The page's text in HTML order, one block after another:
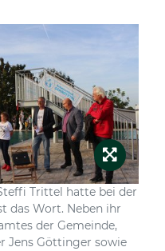
Bauen, Verkehr
Dorfleben
Engagement
Trittel hatte bei der
das Wort. Neben ihr
der Gemeinde,
Jens Göttinger sowie